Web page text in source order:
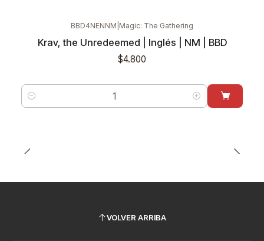
BBD4NENNM Magic: The Gathering
Krav, the Unredeemed | Inglés | NM | BBD
$4.800
Cantidad
VOLVER ARRIBA